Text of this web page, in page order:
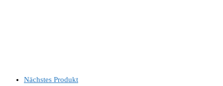
Nächstes Produkt